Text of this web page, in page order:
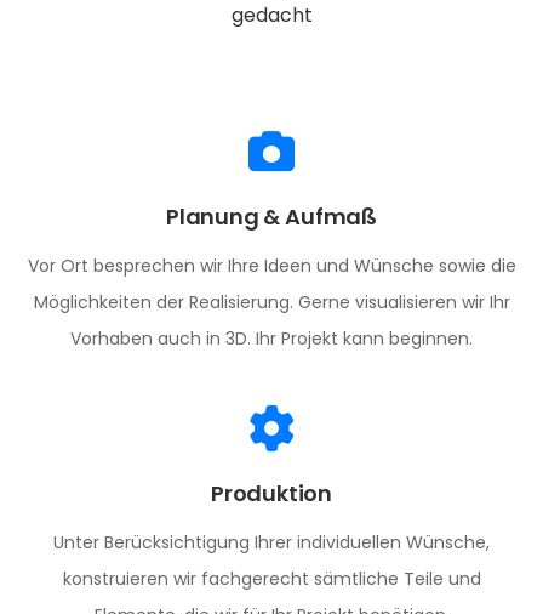
gedacht
Planung & Aufmaß
Vor Ort besprechen wir Ihre Ideen und Wünsche sowie die
Möglichkeiten der Realisierung. Gerne visualisieren wir Ihr
Vorhaben auch in 3D. Ihr Projekt kann beginnen.
Produktion
Unter Berücksichtigung Ihrer individuellen Wünsche,
konstruieren wir fachgerecht sämtliche Teile und